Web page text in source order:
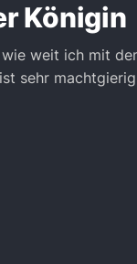
Königin
weit ich mit
sehr